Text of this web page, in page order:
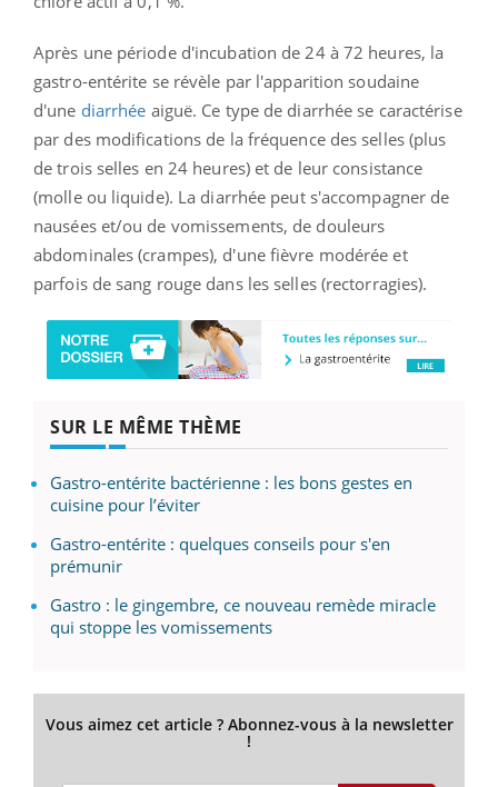
Après une période d'incubation de 24 à 72 heures, la
gastro-entérite se révèle par l'apparition soudaine
d'une diarrhée aiguë. Ce type de diarrhée se caractérise
par des modifications de la fréquence des selles (plus
de trois selles en 24 heures) et de leur consistance
(molle ou liquide). La diarrhée peut s'accompagner de
nausées et/ou de vomissements, de douleurs
abdominales (crampes), d'une fièvre modérée et
parfois de sang rouge dans les selles (rectorragies).
SUR LE MÊME THÈME
Gastro-entérite bactérienne : les bons gestes en
cuisine pour l’éviter
Gastro-entérite : quelques conseils pour s'en
prémunir
Gastro : le gingembre, ce nouveau remède miracle
qui stoppe les vomissements
Vous aimez cet article ? Abonnez-vous à la newsletter
!